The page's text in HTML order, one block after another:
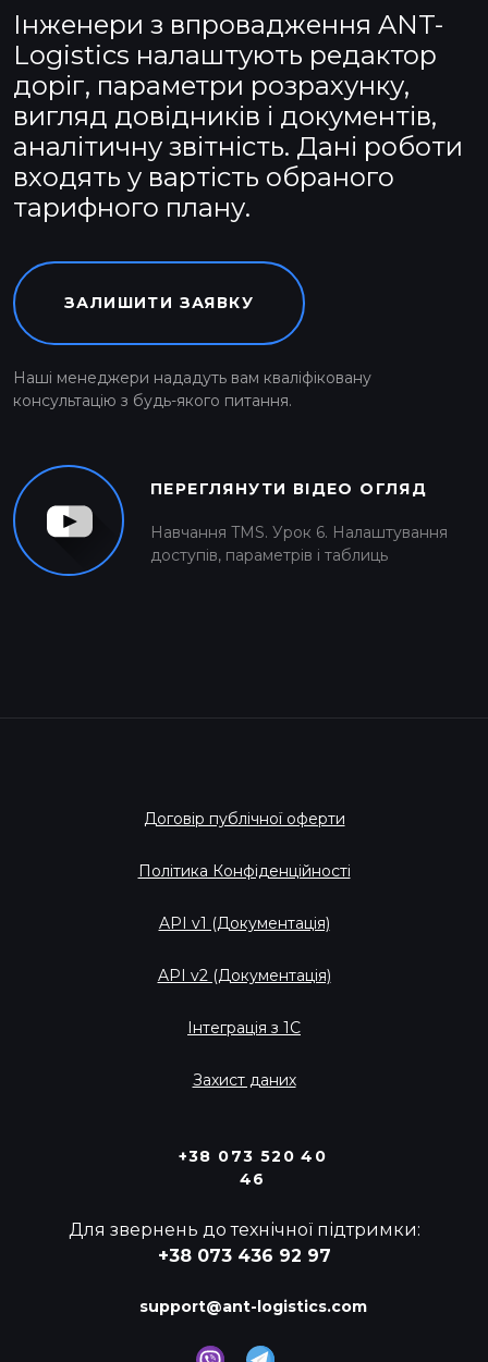
Інженери з впровадження ANT-
Logistics налаштують редактор
доріг, параметри розрахунку,
вигляд довідників і документів,
аналітичну звітність. Дані роботи
входять у вартість обраного
тарифного плану.
ЗАЛИШИТИ ЗАЯВКУ
Наші менеджери нададуть вам кваліфіковану
консультацію з будь-якого питання.
ПЕРЕГЛЯНУТИ ВІДЕО ОГЛЯД
Навчання TMS. Урок 6. Налаштування
доступів, параметрів і таблиць
Договір публічної оферти
Політика Конфіденційності
API v1 (Документація)
API v2 (Документація)
Інтеграція з 1С
Захист даних
+38 073 520 40
46
Для звернень до технічної підтримки:
+38 073 436 92 97
support@ant-logistics.com